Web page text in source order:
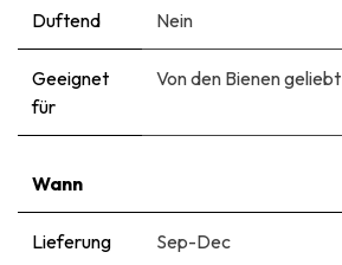
Duftend Nein
Geeignet
für
Von den Bienen geliebt
Wann
Lieferung Sep-Dec